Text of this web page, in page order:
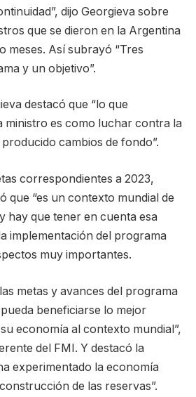
dijo Georgieva sobre
que se dieron en la Argentina
meses. Así subrayó “Tres
y un objetivo”.
destacó que “lo que
ministro es como luchar contra la
cambios de fondo”.
correspondientes a 2023,
que “es un contexto mundial de
hay que tener en cuenta esa
implementación del programa
muy importantes.
metas y avances del programa
beneficiarse lo mejor
economía al contexto mundial”,
del FMI. Y destacó la
experimentado la economía
de las reservas”.